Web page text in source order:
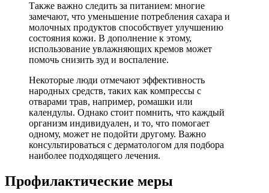
Также важно следить за питанием: многие
замечают, что уменьшение потребления сахара и
молочных продуктов способствует улучшению
состояния кожи. В дополнение к этому,
использование увлажняющих кремов может
помочь снизить зуд и воспаление.
Некоторые люди отмечают эффективность
народных средств, таких как компрессы с
отварами трав, например, ромашки или
календулы. Однако стоит помнить, что каждый
организм индивидуален, и то, что помогает
одному, может не подойти другому. Важно
консультироваться с дерматологом для подбора
наиболее подходящего лечения.
Профилактические меры